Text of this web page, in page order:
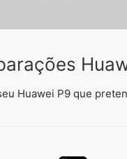
Huawei P9 que